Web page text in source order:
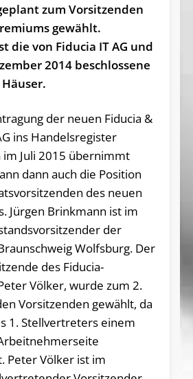
zum Vorsitzenden
gewählt.
die von Fiducia IT AG und
2014 beschlossene
der neuen Fiducia &
ins Handelsregister
im Juli 2015 übernimmt
dann auch die Position
des neuen
Jürgen Brinkmann ist im
der
Wolfsburg. Der
des Fiducia-
Völker, wurde zum 2.
Vorsitzenden gewählt, da
1. Stellvertreters einem
Peter Völker ist im